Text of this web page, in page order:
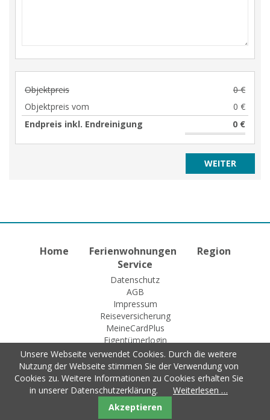
Objektpreis
0 €
Objektpreis vom
0 €
Endpreis inkl. Endreinigung
0 €
Home Ferienwohnungen
Region
Service
Datenschutz
AGB
Impressum
Reiseversicherung
MeineCardPlus
Eigentümerlogin
© 2015 Fewo-Zentrale Willingen
Unsere Webseite verwendet Cookies. Durch die weitere
Nutzung der Webseite stimmen Sie der Verwendung von
Cookies zu. Weitere Informationen zu Cookies erhalten Sie
in unserer Datenschutzerklärung.
Weiterlesen …
Akzeptieren